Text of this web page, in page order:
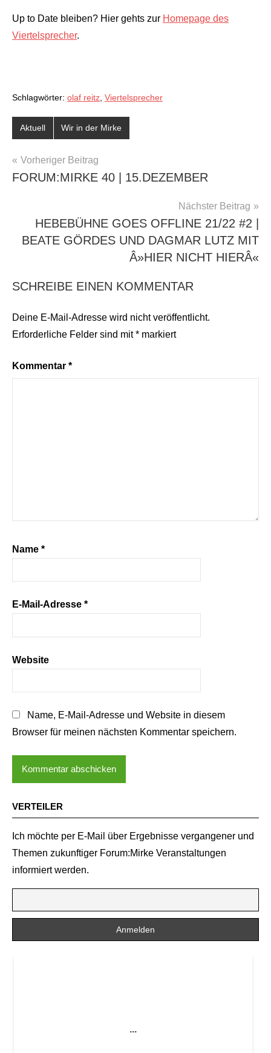
Up to Date bleiben? Hier gehts zur Homepage des
Viertelsprecher.
Schlagwörter: olaf reitz Viertelsprecher
Aktuell Wir in der Mirke
BEITRAGSNAVIGATION
Vorheriger Beitrag
FORUM:MIRKE 40 | 15.DEZEMBER
Nächster Beitrag
HEBEBÜHNE GOES OFFLINE 21/22 #2 |
BEATE GÖRDES UND DAGMAR LUTZ MIT
Â»HIER NICHT HIERÂ«
SCHREIBE EINEN KOMMENTAR
Deine E-Mail-Adresse wird nicht veröffentlicht.
Erforderliche Felder sind mit* markiert
Kommentar *
Name *
E-Mail-Adresse *
Website
Name, E-Mail-Adresse und Website in diesem
Browser für meinen nächsten Kommentar speichern.
VERTEILER
Ich möchte per E-Mail über Ergebnisse vergangener und
Themen zukunftiger Forum:Mirke Veranstaltungen
informiert werden.